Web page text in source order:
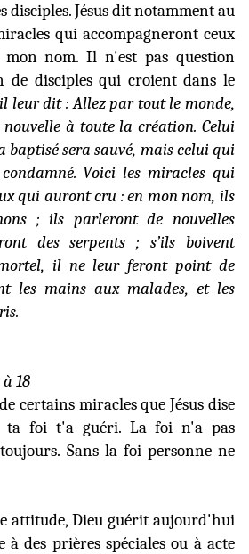
disciples. Jésus dit notamment au
qui accompagneront ceux
nom. Il n'est pas question
de disciples qui croient dans le
leur dit : Allez par tout le monde,
à toute la création. Celui
baptisé sera sauvé, mais celui qui
Voici les miracles qui
qui auront cru : en mon nom, ils
; ils parleront de nouvelles
des serpents ; s’ils boivent
il ne leur feront point de
les mains aux malades, et les
18
certains miracles que Jésus dise
ta foi t'a guéri. La foi n'a pas
Sans la foi personne ne
attitude, Dieu guérit aujourd'hui
à des prières spéciales ou à acte